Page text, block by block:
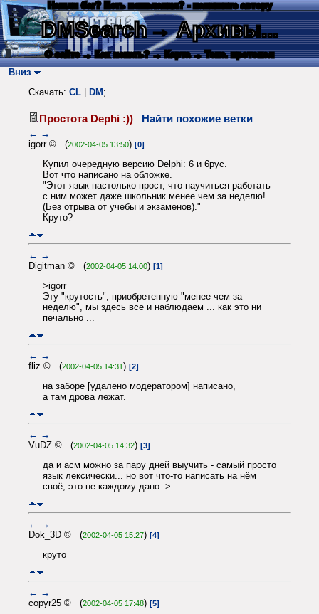
Нашли баг? Есть пожелания? - напишите автору
DMSearch→ Архивы...
О сайте → Как искать? → Карта → Текс. протокол
Вниз
Скачать: CL DM ;
Простота Dephi :)) Найти похожие ветки
← →
igorr © (2002-04-05 13:50) [0]
Купил очередную версию Delphi: 6 и 6рус.
Вот что написано на обложке.
"Этот язык настолько прост, что научиться работать
с ним может даже школьник менее чем за неделю!
(Без отрыва от учебы и экзаменов)."
Круто?
← →
Digitman © (2002-04-05 14:00) [1]
>igorr
Эту "крутость", приобретенную "менее чем за
неделю", мы здесь все и наблюдаем ... как это ни
печально ...
← →
fliz © (2002-04-05 14:31) [2]
на заборе [удалено модератором] написано,
а там дрова лежат.
← →
VuDZ © (2002-04-05 14:32) [3]
да и асм можно за пару дней выучить - самый просто
язык лексически... но вот что-то написать на нём
своё, это не каждому дано :>
← →
Dok_3D © (2002-04-05 15:27) [4]
круто
← →
copyr25 © (2002-04-05 17:48) [5]